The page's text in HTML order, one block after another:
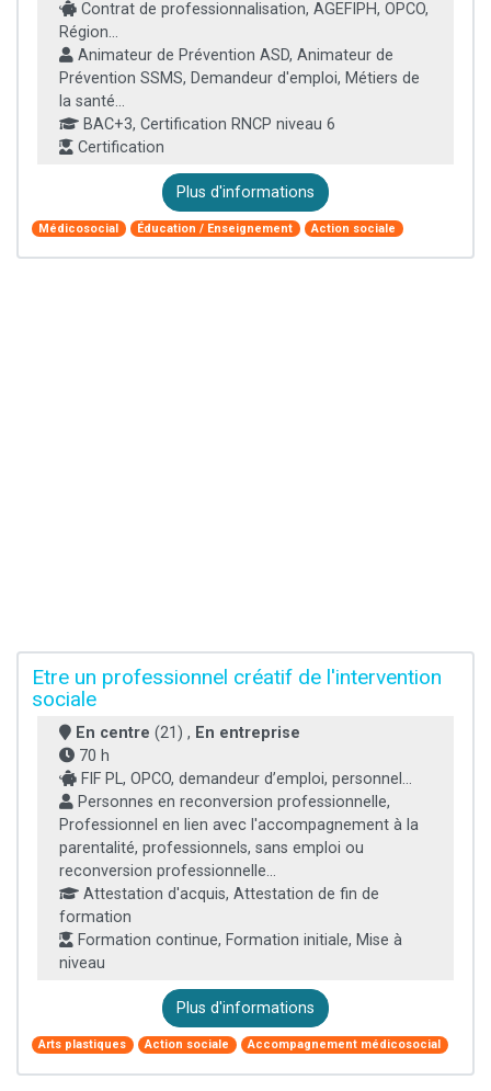
Contrat de professionnalisation, AGEFIPH, OPCO,
Région...
Animateur de Prévention ASD, Animateur de
Prévention SSMS, Demandeur d'emploi, Métiers de
la santé...
BAC+3, Certification RNCP niveau 6
Certification
Plus d'informations
Médicosocial Éducation / Enseignement Action sociale
Etre un professionnel créatif de l'intervention
sociale
En centre (21) , En entreprise
70 h
FIF PL, OPCO, demandeur d’emploi, personnel...
Personnes en reconversion professionnelle,
Professionnel en lien avec l'accompagnement à la
parentalité, professionnels, sans emploi ou
reconversion professionnelle...
Attestation d'acquis, Attestation de fin de
formation
Formation continue, Formation initiale, Mise à
niveau
Plus d'informations
Arts plastiques Action sociale Accompagnement médicosocial